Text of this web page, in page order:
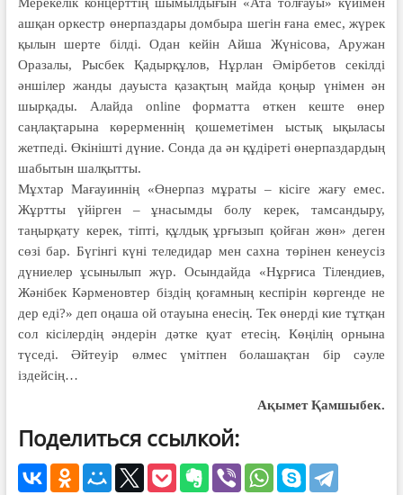
ашқан оркестр өнерпаздары домбыра шегін ғана емес, жүрек
қылын шерте білді. Одан кейін Айша Жүнісова, Аружан
Оразалы, Рысбек Қадырқұлов, Нұрлан Әмірбетов секілді
әншілер жанды дауыста қазақтың майда қоңыр үнімен ән
шырқады. Алайда online форматта өткен кеште өнер
саңлақтарына көрерменнің қошеметімен ыстық ықыласы
жетпеді. Өкінішті дүние. Сонда да ән құдіреті өнерпаздардың
шабытын шалқытты.
Мұхтар Мағауиннің «Өнерпаз мұраты – кісіге жағу емес.
Жұртты үйірген – ұнасымды болу керек, тамсандыру,
таңырқату керек, тіпті, құлдық ұрғызып қойған жөн» деген
сөзі бар. Бүгінгі күні теледидар мен сахна төрінен кенеусіз
дүниелер ұсынылып жүр. Осындайда «Нұрғиса Тілендиев,
Жәнібек Кәрменовтер біздің қоғамның кеспірін көргенде не
дер еді?» деп оңаша ой отауына енесің. Тек өнерді кие тұтқан
сол кісілердің әндерін дәтке қуат етесің. Көңілің орнына
түседі. Әйтеуір өлмес үмітпен болашақтан бір сәуле
іздейсің…
Ақымет Қамшыбек.
Поделиться ссылкой: